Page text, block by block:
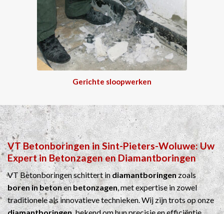
Gerichte sloopwerken
VT BetonboringeninSint-Pieters-Woluwe: Uw
Expert in BetonzagenenDiamantboringen
VT Betonboringen schittert indiamantboringenzoals
boren in betonenbetonzagen, met expertise in zowel
traditionele als innovatieve technieken. Wij zijn trots op onze